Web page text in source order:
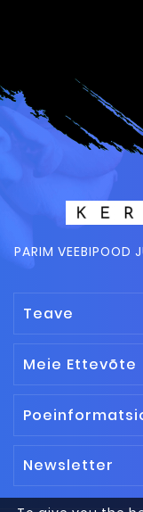
PARIM VEEBIPOOD
Teave
Meie Ettevõte
Newsletter